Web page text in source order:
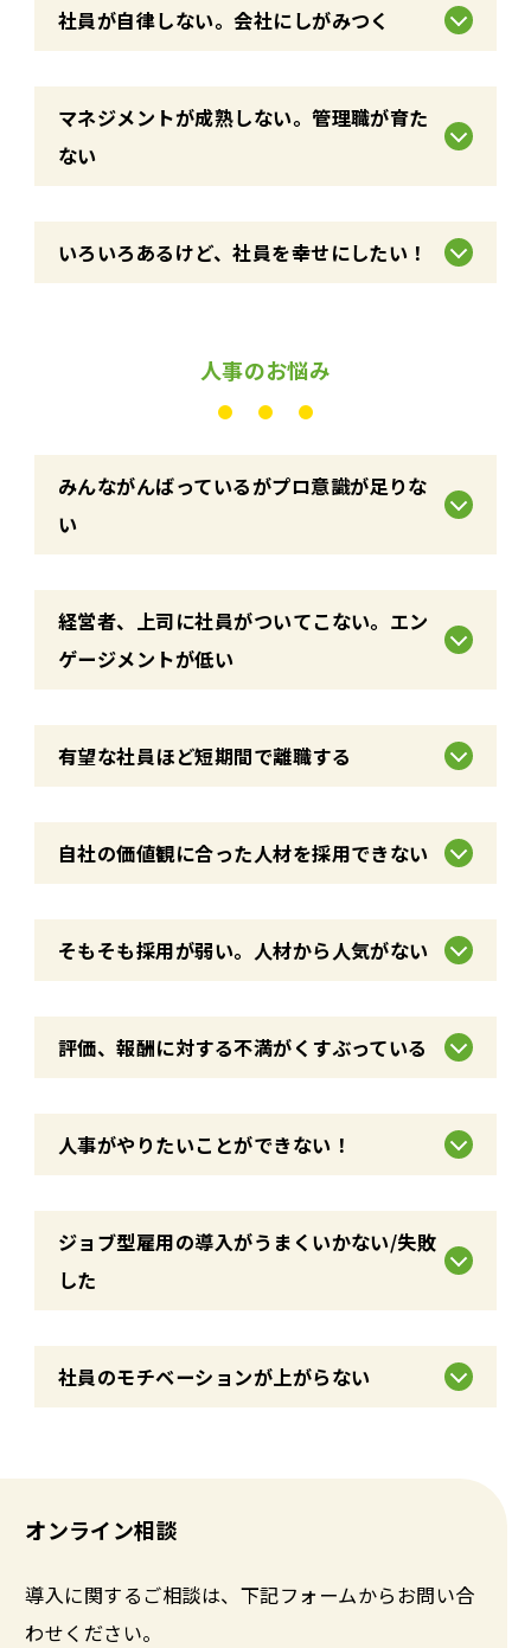
社員が自律しない。会社にしがみつく
マネジメントが成熟しない。管理職が育た
ない
いろいろあるけど、社員を幸せにしたい！
人事のお悩み
みんながんばっているがプロ意識が足りな
い
経営者、上司に社員がついてこない。エン
ゲージメントが低い
有望な社員ほど短期間で離職する
自社の価値観に合った人材を採用できない
そもそも採用が弱い。人材から人気がない
評価、報酬に対する不満がくすぶっている
人事がやりたいことができない！
ジョブ型雇用の導入がうまくいかない/失敗
した
社員のモチベーションが上がらない
オンライン相談
導入に関するご相談は、下記フォームからお問い合
わせください。